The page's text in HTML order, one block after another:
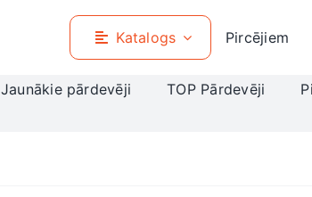
Katalogs Pircējiem
Jaunākie pārdevēji TOP Pārdevēji